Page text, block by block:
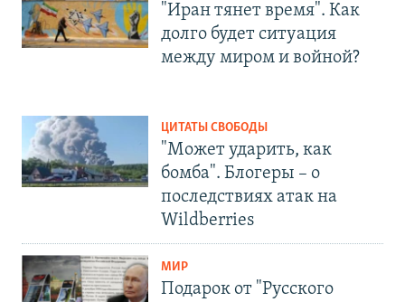
"Иран тянет время". Как
долго будет ситуация
между миром и войной?
ЦИТАТЫ СВОБОДЫ
"Может ударить, как
бомба". Блогеры – о
последствиях атак на
Wildberries
МИР
Подарок от "Русского